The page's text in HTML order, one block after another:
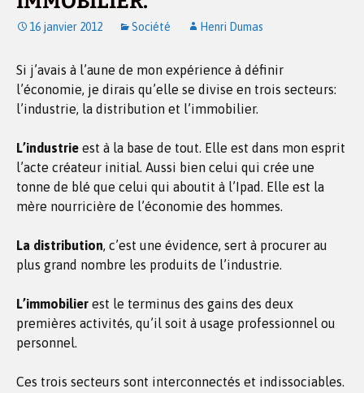
16 janvier 2012 Société Henri Dumas
Si j’avais à l’aune de mon expérience à définir
l’économie, je dirais qu’elle se divise en trois secteurs:
l’industrie, la distribution et l’immobilier.
L’industrie est à la base de tout. Elle est dans mon esprit
l’acte créateur initial. Aussi bien celui qui crée une
tonne de blé que celui qui aboutit à l’Ipad. Elle est la
mère nourricière de l’économie des hommes.
La distribution, c’est une évidence, sert à procurer au
plus grand nombre les produits de l’industrie.
L’immobilier est le terminus des gains des deux
premières activités, qu’il soit à usage professionnel ou
personnel.
Ces trois secteurs sont interconnectés et indissociables.